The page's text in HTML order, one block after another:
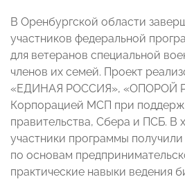
В Оренбургской области
участников федеральной
для ветеранов специальной
членов их семей. Проект
«ЕДИНАЯ РОССИЯ», «ОПОРОЙ
Корпорацией МСП при
правительства, Сбера и ПСБ. В
участники программы
по основам
практические навыки ведения